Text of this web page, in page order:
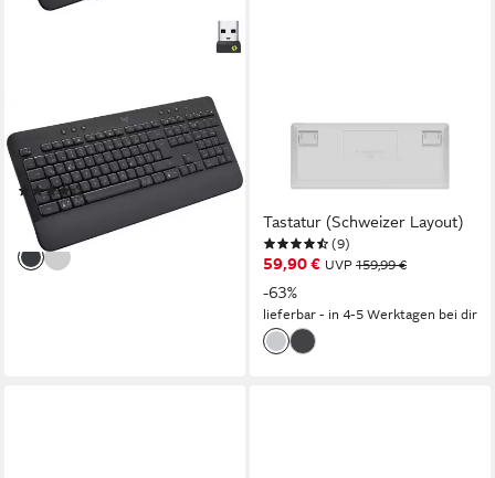
LOGITECH
SIGNATURE K650 Wireless-
Tastatur
(4)
ab 50,50 €
lieferbar - in 3-4 Werktagen bei dir
LOGITECH
MX Mechanical Mini for Mac,
Tastatur (Schweizer Layout)
(9)
59,90 € UVP 159,99 €
-63%
lieferbar - in 4-5 Werktagen bei dir